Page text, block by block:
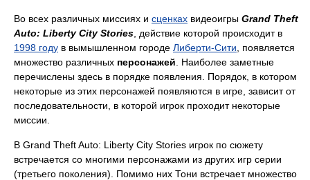
Во всех различных миссиях и сценках видеоигры Grand Theft
Auto: Liberty City Stories , действие которой происходит в
1998 году в вымышленном городе Либерти-Сити , появляется
множество различных персонажей . Наиболее заметные
перечислены здесь в порядке появления. Порядок, в котором
некоторые из этих персонажей появляются в игре, зависит от
последовательности, в которой игрок проходит некоторые
миссии.
В Grand Theft Auto: Liberty City Stories игрок по сюжету
встречается со многими персонажами из других игр серии
(третьего поколения). Помимо них Тони встречает множество